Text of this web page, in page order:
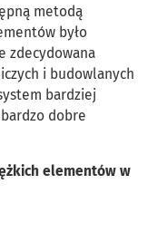
metodą
było
zdecydowana
i budowlanych
bardziej
dobre
elementów w